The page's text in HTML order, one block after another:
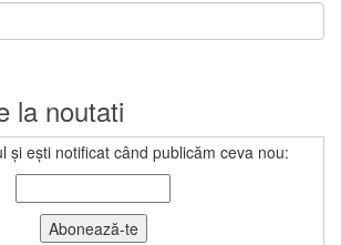
la noutati
și ești notificat când publicăm ceva nou: